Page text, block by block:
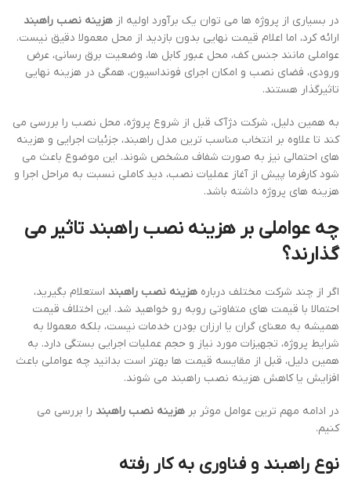
در بسیاری از پروژه ها می توان یک برآورد اولیه از هزینه نصب راهبند
ارائه کرد، اما اعلام قیمت نهایی بدون بازدید از محل معمولا دقیق نیست.
عواملی مانند جنس کف، محل عبور کابل ها، وضعیت برق رسانی، عرض
ورودی، فضای نصب و امکان اجرای فونداسیون، همگی در هزینه نهایی
تاثیرگذار هستند.
به همین دلیل، شرکت دژآک قبل از شروع پروژه، محل نصب را بررسی می
کند تا علاوه بر انتخاب مناسب ترین مدل راهبند، جزئیات اجرایی و هزینه
های احتمالی نیز به صورت شفاف مشخص شوند. این موضوع باعث می
شود کارفرما پیش از آغاز عملیات نصب، دید کاملی نسبت به مراحل اجرا و
هزینه های پروژه داشته باشد.
چه عواملی بر هزینه نصب راهبند تاثیر می
گذارند؟
اگر از چند شرکت مختلف درباره هزینه نصب راهبند استعلام بگیرید،
احتمالا با قیمت های متفاوتی روبه رو خواهید شد. این اختلاف قیمت
همیشه به معنای گران یا ارزان بودن خدمات نیست، بلکه معمولا به
شرایط پروژه، تجهیزات مورد نیاز و حجم عملیات اجرایی بستگی دارد. به
همین دلیل، قبل از مقایسه قیمت ها بهتر است بدانید چه عواملی باعث
افزایش یا کاهش هزینه نصب راهبند می شوند.
در ادامه مهم ترین عوامل موثر بر هزینه نصب راهبند را بررسی می
کنیم.
نوع راهبند و فناوری به کار رفته